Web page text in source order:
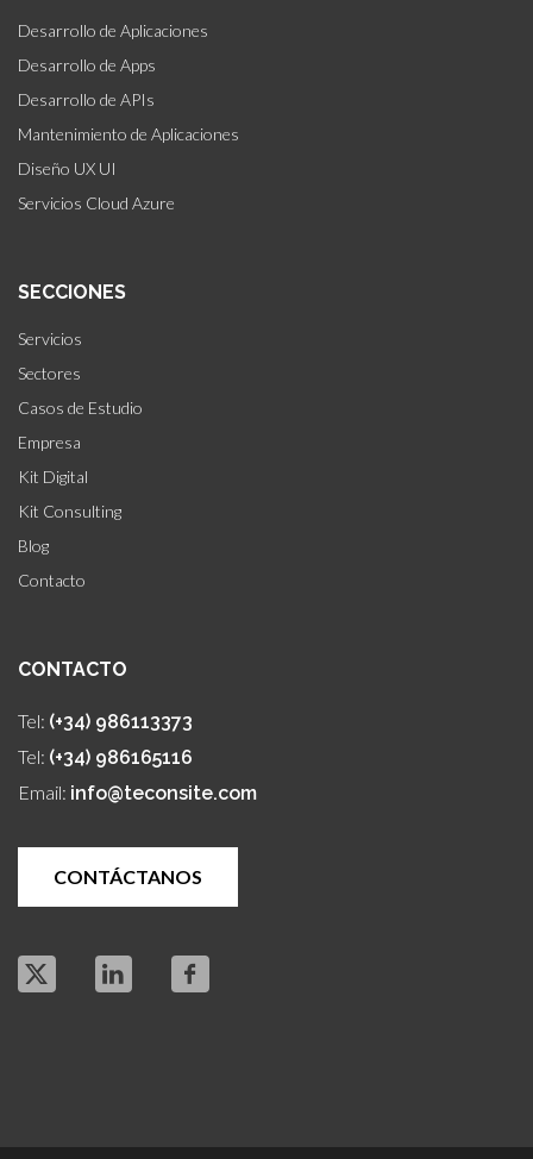
Desarrollo de Aplicaciones
Desarrollo de Apps
Desarrollo de APIs
Mantenimiento de Aplicaciones
Diseño UX UI
Servicios Cloud Azure
SECCIONES
Servicios
Sectores
Casos de Estudio
Empresa
Kit Digital
Kit Consulting
Blog
Contacto
CONTACTO
Tel: (+34) 986113373
Tel: (+34) 986165116
Email: info@teconsite.com
CONTÁCTANOS